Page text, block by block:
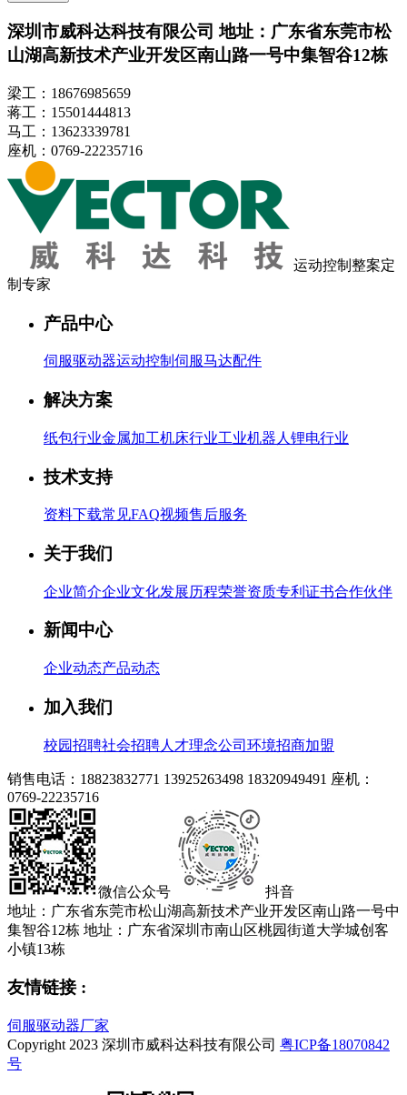
深圳市威科达科技有限公司地址：广东省东莞市松
山湖高新技术产业开发区南山路一号中集智谷12栋
梁工：18676985659
蒋工：15501444813
马工：13623339781
座机：0769-22235716
运动控制整案定
制专家
产品中心
伺服驱动器运动控制 伺服马达配件
解决方案
纸包行业金属加工机床行业工业机器人 锂电行业
技术支持
资料下载常见FAQ视频售后服务
关于我们
企业简介企业文化发展历程荣誉资质专利证书合作伙伴
新闻中心
企业动态产品动态
加入我们
校园招聘社会招聘人才理念公司环境招商加盟
销售电话：18823832771 13925263498 18320949491 座机：
0769-22235716
微信公众号
抖音
地址：广东省东莞市松山湖高新技术产业开发区南山路一号中
集智谷12栋 地址：广东省深圳市南山区桃园街道大学城创客
小镇13栋
友情链接 :
伺服驱动器厂家
Copyright 2023 深圳市威科达科技有限公司 粤ICP备18070842
号